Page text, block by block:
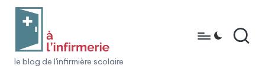
content
à
le blog de l'infirmière scolaire